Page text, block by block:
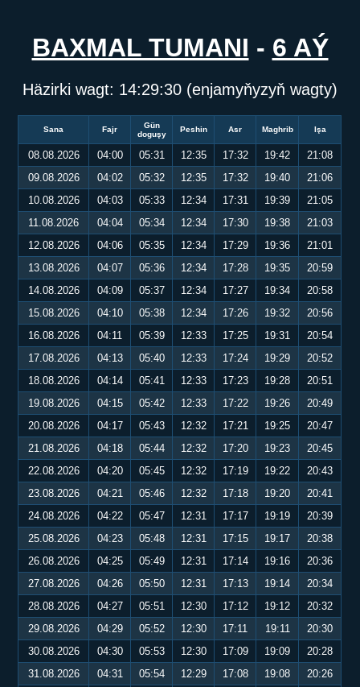
BAXMAL TUMANI - 6 AÝ
Häzirki wagt: 14:29:30 (enjamyňyzyň wagty)
Sana Fajr
Gün
doguşy
Peshin Asr Maghrib Işa
08.08.2026 04:00 05:31 12:35 17:32 19:42
21:08
09.08.2026
04:02 05:32 12:35 17:32 19:40
21:06
10.08.2026
04:03 05:33 12:34 17:31 19:39
21:05
11.08.2026
04:04 05:34 12:34 17:30 19:38
21:03
12.08.2026
04:06 05:35 12:34 17:29 19:36
21:01
13.08.2026
04:07 05:36 12:34 17:28 19:35
20:59
14.08.2026
04:09 05:37 12:34 17:27 19:34
20:58
15.08.2026
04:10 05:38 12:34 17:26 19:32
20:56
16.08.2026
04:11 05:39 12:33 17:25 19:31
20:54
17.08.2026
04:13 05:40 12:33 17:24 19:29
20:52
18.08.2026
04:14 05:41 12:33 17:23 19:28
20:51
19.08.2026
04:15 05:42 12:33 17:22 19:26
20:49
20.08.2026
04:17 05:43 12:32 17:21 19:25
20:47
21.08.2026
04:18 05:44 12:32 17:20 19:23
20:45
22.08.2026
04:20 05:45 12:32 17:19 19:22
20:43
23.08.2026
04:21 05:46 12:32 17:18 19:20
20:41
24.08.2026
04:22 05:47 12:31 17:17 19:19
20:39
25.08.2026
04:23 05:48 12:31 17:15 19:17
20:38
26.08.2026
04:25 05:49 12:31 17:14 19:16
20:36
27.08.2026
04:26 05:50 12:31 17:13 19:14
20:34
28.08.2026
04:27 05:51 12:30 17:12 19:12
20:32
29.08.2026
04:29 05:52 12:30 17:11 19:11
20:30
30.08.2026
04:30 05:53 12:30 17:09 19:09
20:28
31.08.2026
04:31 05:54 12:29 17:08 19:08
20:26